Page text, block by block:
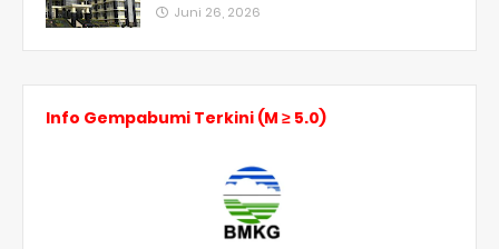
Juni 26, 2026
Info Gempabumi Terkini (M ≥ 5.0)